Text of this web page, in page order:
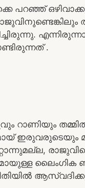
പറഞ്ഞ്
.
റാണിയും
ഇരുവരുടെയും
ലൈംഗിക